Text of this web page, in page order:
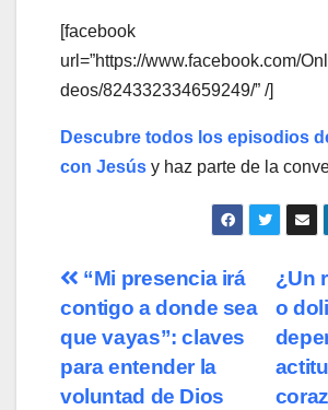
[facebook
url=”https://www.facebook.com/
deos/824332334659249/” /]
Descubre todos los episodios
con Jesús y haz parte de la
Navegación
de
entradas
¿Un
o
“Mi presencia irá
contigo a donde sea
que vayas”: claves
para entender la
voluntad de Dios